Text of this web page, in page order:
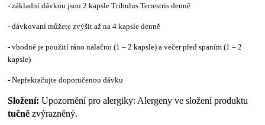
- základní dávkou jsou 2 kapsle Tribulus Terrestris denně
- dávkovaní můžete zvýšit až na 4 kapsle denně
- vhodné je použití ráno nalačno (1 – 2 kapsle) a večer před spaním (1 – 2
kapsle)
- Nepřekračujte doporučenou dávku
Složení:Upozornění pro alergiky: Alergeny ve složení produktu
tučně zvýrazněný.